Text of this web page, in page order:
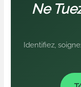
Ne
Identifiez,